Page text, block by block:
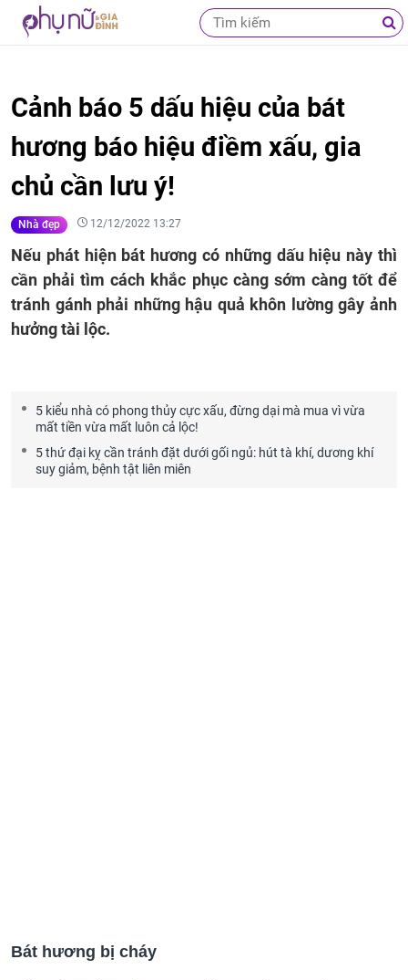
Cảnh báo 5 dấu hiệu của bát
hương báo hiệu điềm xấu, gia
chủ cần lưu ý!
Nhà đẹp 12/12/2022 13:27
Nếu phát hiện bát hương có những dấu hiệu này thì
cần phải tìm cách khắc phục càng sớm càng tốt để
tránh gánh phải những hậu quả khôn lường gây ảnh
hưởng tài lộc.
5 kiểu nhà có phong thủy cực xấu, đừng dại mà mua vì vừa
mất tiền vừa mất luôn cả lộc!
5 thứ đại kỵ cần tránh đặt dưới gối ngủ: hút tà khí, dương khí
suy giảm, bệnh tật liên miên
Bát hương bị cháy